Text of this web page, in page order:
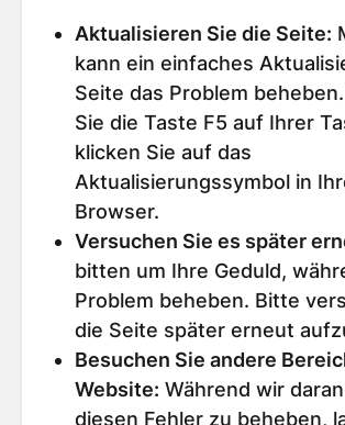
Aktualisieren Sie die Seite:
kann ein einfaches
Seite das Problem
Sie die Taste F5 auf Ihrer
klicken Sie auf das
Aktualisierungssymbol in
Browser.
Versuchen Sie es später
bitten um Ihre Geduld,
Problem beheben. Bitte
die Seite später erneut
Besuchen Sie andere
Website: Während wir
diesen Fehler zu beheben,